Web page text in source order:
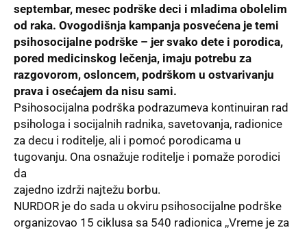
septembar, mesec podrške deci i mladima obolelim
od raka. Ovogodišnja kampanja posvećena je temi
psihosocijalne podrške – jer svako dete i porodica,
pored medicinskog lečenja, imaju potrebu za
razgovorom, osloncem, podrškom u ostvarivanju
prava i osećajem da nisu sami.
Psihosocijalna podrška podrazumeva kontinuiran rad
psihologa i socijalnih radnika, savetovanja, radionice
za decu i roditelje, ali i pomoć porodicama u
tugovanju. Ona osnažuje roditelje i pomaže porodici
da
zajedno izdrži najtežu borbu.
NURDOR je do sada u okviru psihosocijalne podrške
organizovao 15 ciklusa sa 540 radionica ,,Vreme je za